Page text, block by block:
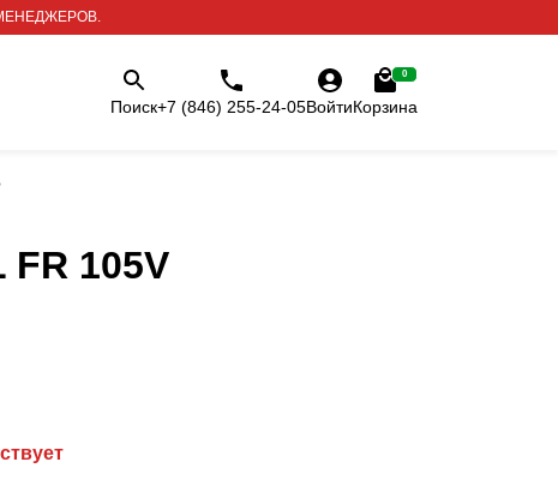
Поиск+7 (846) 255-24-05ВойтиКорзина
0
105V